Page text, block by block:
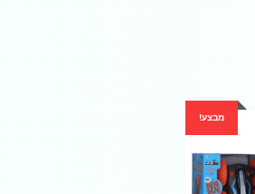
מבצע!